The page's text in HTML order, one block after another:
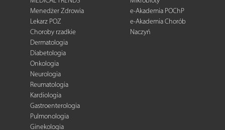
Menedżer Zdrowia
Lekarz POZ
Choroby rzadkie
Dermatologia
Diabetologia
Onkologia
Neurologia
Reumatologia
Kardiologia
Gastroenterologia
Pulmonologia
Ginekologia
e-Akademia POChP
e-Akademia Chorób
Naczyń